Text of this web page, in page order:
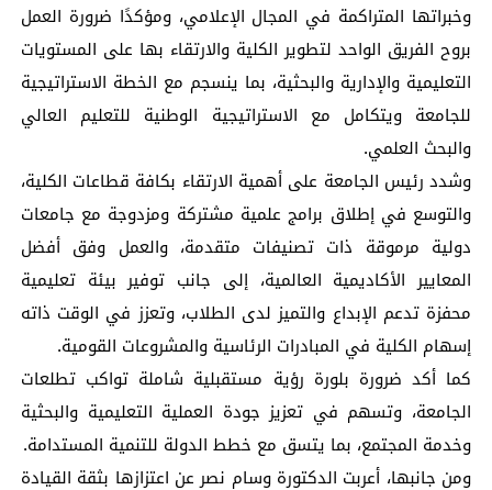
وخبراتها المتراكمة في المجال الإعلامي، ومؤكدًا ضرورة العمل
بروح الفريق الواحد لتطوير الكلية والارتقاء بها على المستويات
التعليمية والإدارية والبحثية، بما ينسجم مع الخطة الاستراتيجية
للجامعة ويتكامل مع الاستراتيجية الوطنية للتعليم العالي
والبحث العلمي.
وشدد رئيس الجامعة على أهمية الارتقاء بكافة قطاعات الكلية،
والتوسع في إطلاق برامج علمية مشتركة ومزدوجة مع جامعات
دولية مرموقة ذات تصنيفات متقدمة، والعمل وفق أفضل
المعايير الأكاديمية العالمية، إلى جانب توفير بيئة تعليمية
محفزة تدعم الإبداع والتميز لدى الطلاب، وتعزز في الوقت ذاته
إسهام الكلية في المبادرات الرئاسية والمشروعات القومية.
كما أكد ضرورة بلورة رؤية مستقبلية شاملة تواكب تطلعات
الجامعة، وتسهم في تعزيز جودة العملية التعليمية والبحثية
وخدمة المجتمع، بما يتسق مع خطط الدولة للتنمية المستدامة.
ومن جانبها، أعربت الدكتورة وسام نصر عن اعتزازها بثقة القيادة